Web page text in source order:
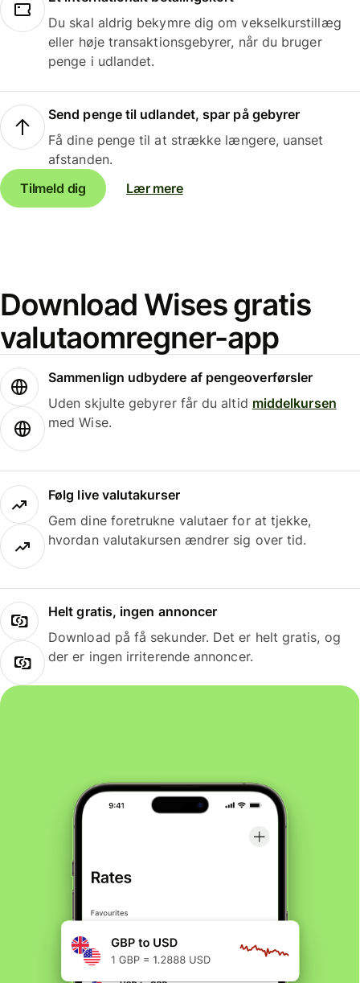
Du skal aldrig bekymre dig om vekselkurstillæg
eller høje transaktionsgebyrer, når du bruger
penge i udlandet.
Send penge til udlandet, spar på gebyrer
Få dine penge til at strække længere, uanset
afstanden.
Tilmeld dig
Lær mere
Download Wises gratis
valutaomregner-app
Sammenlign udbydere af pengeoverførsler
Uden skjulte gebyrer får du altid middelkursen
med Wise.
Følg live valutakurser
Gem dine foretrukne valutaer for at tjekke,
hvordan valutakursen ændrer sig over tid.
Helt gratis, ingen annoncer
Download på få sekunder. Det er helt gratis, og
der er ingen irriterende annoncer.